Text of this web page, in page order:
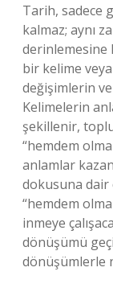
Tarih, sadece
kalmaz; aynı
derinlemesine
bir kelime
değişimlerin
Kelimelerin
şekillenir,
“hemdem
anlamlar
dokusuna dair
“hemdem
inmeye
dönüşümü
dönüşümlerle